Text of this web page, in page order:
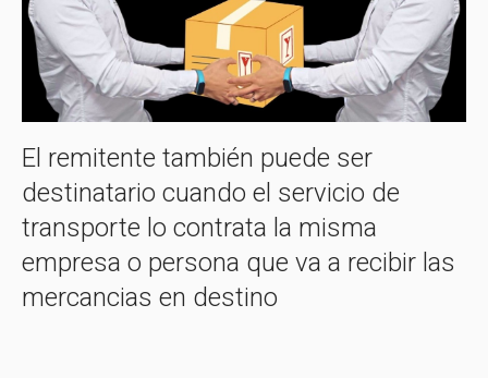
El remitente también puede ser
destinatario cuando el servicio de
transporte lo contrata la misma
empresa o persona que va a recibir las
mercancias en destino